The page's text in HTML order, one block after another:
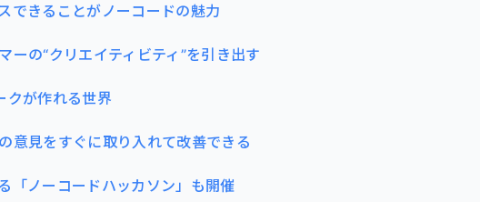
できることがノーコードの魅力
ーの“クリエイティビティ”を引き出す
クが作れる世界
意見をすぐに取り入れて改善できる
「ノーコードハッカソン」も開催